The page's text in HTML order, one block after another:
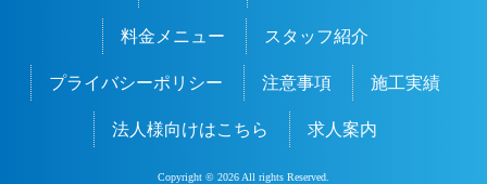
料金メニュー スタッフ紹介
プライバシーポリシー 注意事項 施工実績
法人様向けはこちら 求人案内
Copyright © 2026 All rights Reserved.